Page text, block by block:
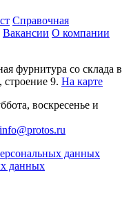
Справочная
Вакансии О компании
фурнитура со склада в
9. На карте
воскресенье и
info@protos.ru
данных
данных